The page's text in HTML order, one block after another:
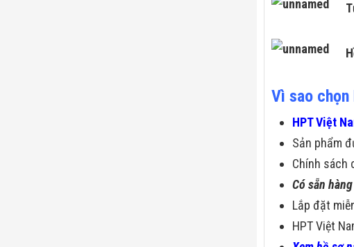
Vì sao chọn
HPT Việt
Sản phẩm
Chính sách
Có sẵn
Lắp đặt
HPT Việt